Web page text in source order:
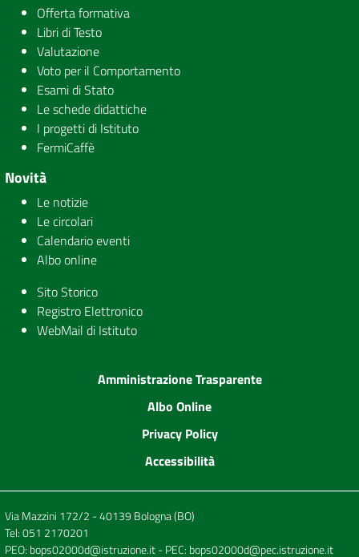
Offerta formativa
Libri di Testo
Valutazione
Voto per il Comportamento
Esami di Stato
Le schede didattiche
I progetti di Istituto
FermiCaffè
Novità
Le notizie
Le circolari
Calendario eventi
Albo online
Sito Storico
Registro Elettronico
WebMail di Istituto
Amministrazione Trasparente
Albo Online
Privacy Policy
Accessibilità
Via Mazzini 172/2 - 40139 Bologna (BO)
Tel:051 2170201
PEO: bops02000d@istruzione.it- PEC: bops02000d@pec.istruzione.it